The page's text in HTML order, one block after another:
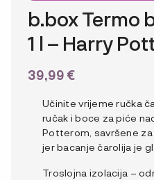
b.box Termo
1 l – Harry
39,99 €
Učinite vrijeme ručka
ručak i boce za piće
Potterom, savršene
jer bacanje čarolija je
Troslojna izolacija –